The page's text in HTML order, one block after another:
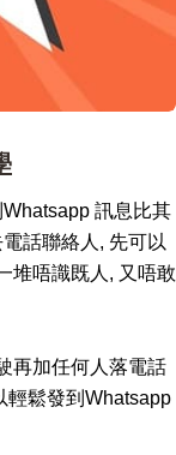
訊息比其
話聯絡人, 先可以
堆唔識既人, 又唔敢
再加任何人落電話
輕鬆發到Whatsapp